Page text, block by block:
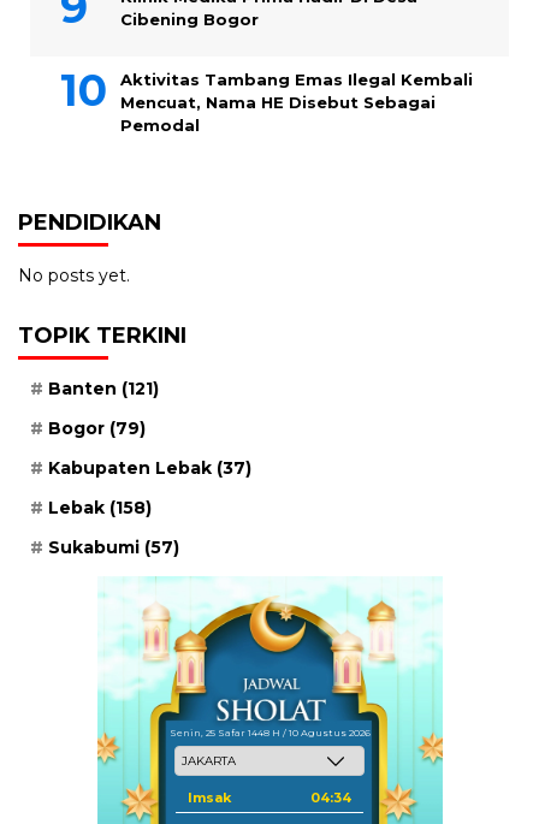
Cibening Bogor
Aktivitas Tambang Emas Ilegal Kembali
Mencuat, Nama HE Disebut Sebagai
Pemodal
PENDIDIKAN
No posts yet.
TOPIK TERKINI
Banten (121)
Bogor (79)
Kabupaten Lebak (37)
Lebak (158)
Sukabumi (57)
Senin, 25 Safar 1448 H / 10 Agustus 2026
Imsak 04:34